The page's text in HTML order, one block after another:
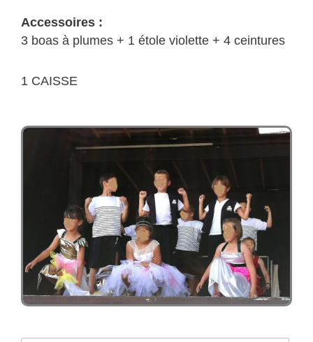
Accessoires :
3 boas à plumes + 1 étole violette + 4 ceintures
1 CAISSE